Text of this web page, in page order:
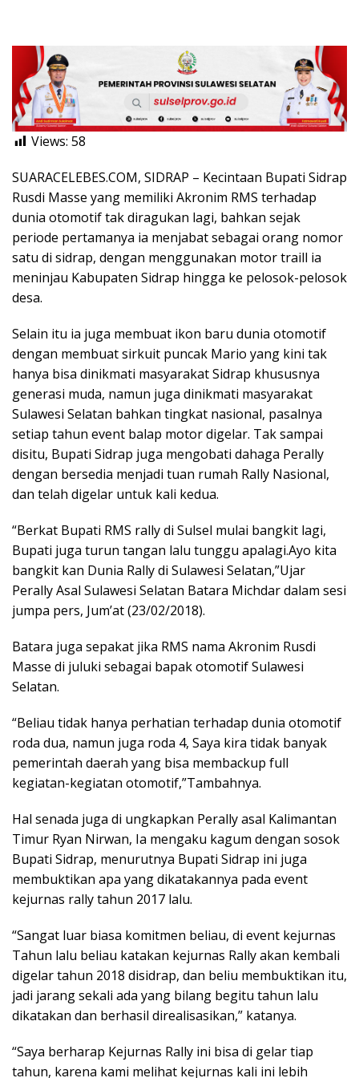
Views: 58
SUARACELEBES.COM, SIDRAP – Kecintaan Bupati Sidrap
Rusdi Masse yang memiliki Akronim RMS terhadap
dunia otomotif tak diragukan lagi, bahkan sejak
periode pertamanya ia menjabat sebagai orang nomor
satu di sidrap, dengan menggunakan motor traill ia
meninjau Kabupaten Sidrap hingga ke pelosok-pelosok
desa.
Selain itu ia juga membuat ikon baru dunia otomotif
dengan membuat sirkuit puncak Mario yang kini tak
hanya bisa dinikmati masyarakat Sidrap khususnya
generasi muda, namun juga dinikmati masyarakat
Sulawesi Selatan bahkan tingkat nasional, pasalnya
setiap tahun event balap motor digelar. Tak sampai
disitu, Bupati Sidrap juga mengobati dahaga Perally
dengan bersedia menjadi tuan rumah Rally Nasional,
dan telah digelar untuk kali kedua.
“Berkat Bupati RMS rally di Sulsel mulai bangkit lagi,
Bupati juga turun tangan lalu tunggu apalagi.Ayo kita
bangkit kan Dunia Rally di Sulawesi Selatan,”Ujar
Perally Asal Sulawesi Selatan Batara Michdar dalam sesi
jumpa pers, Jum’at (23/02/2018).
Batara juga sepakat jika RMS nama Akronim Rusdi
Masse di juluki sebagai bapak otomotif Sulawesi
Selatan.
“Beliau tidak hanya perhatian terhadap dunia otomotif
roda dua, namun juga roda 4, Saya kira tidak banyak
pemerintah daerah yang bisa membackup full
kegiatan-kegiatan otomotif,”Tambahnya.
Hal senada juga di ungkapkan Perally asal Kalimantan
Timur Ryan Nirwan, Ia mengaku kagum dengan sosok
Bupati Sidrap, menurutnya Bupati Sidrap ini juga
membuktikan apa yang dikatakannya pada event
kejurnas rally tahun 2017 lalu.
“Sangat luar biasa komitmen beliau, di event kejurnas
Tahun lalu beliau katakan kejurnas Rally akan kembali
digelar tahun 2018 disidrap, dan beliu membuktikan itu,
jadi jarang sekali ada yang bilang begitu tahun lalu
dikatakan dan berhasil direalisasikan,” katanya.
“Saya berharap Kejurnas Rally ini bisa di gelar tiap
tahun, karena kami melihat kejurnas kali ini lebih